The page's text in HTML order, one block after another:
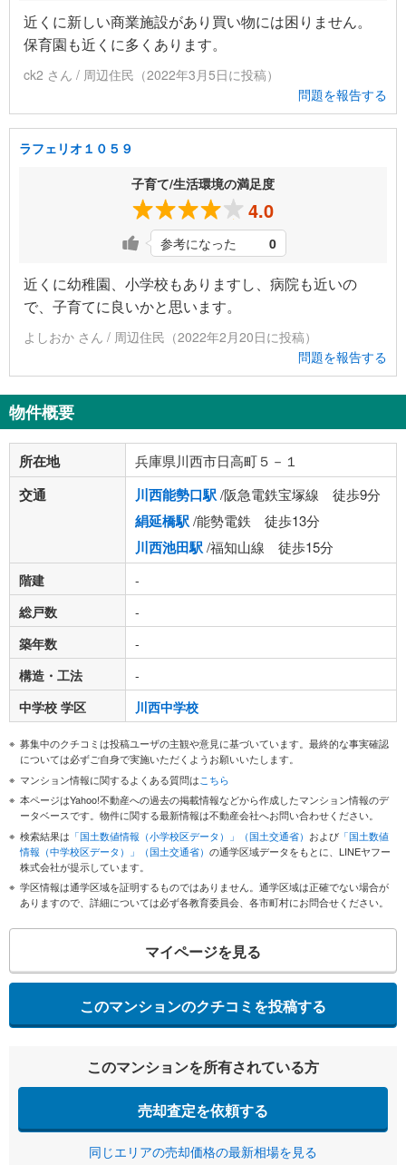
近くに新しい商業施設があり買い物には困りません。
保育園も近くに多くあります。
ck2 さん / 周辺住民（2022年3月5日に投稿）
問題を報告する
ラフェリオ１０５９
子育て/生活環境の満足度
4.0
参考になった 0
近くに幼稚園、小学校もありますし、病院も近いの
で、子育てに良いかと思います。
よしおか さん / 周辺住民（2022年2月20日に投稿）
問題を報告する
物件概要
所在地 兵庫県川西市日高町５－１
交通 川西能勢口駅/阪急電鉄宝塚線 徒歩9分
絹延橋駅/能勢電鉄 徒歩13分
川西池田駅/福知山線 徒歩15分
階建
-
総戸数
-
築年数
-
構造・工法
-
中学校 学区
川西中学校
募集中のクチコミは投稿ユーザの主観や意見に基づいています。最終的な事実確認
については必ずご自身で実施いただくようお願いいたします。
マンション情報に関するよくある質問はこちら
本ページはYahoo!不動産への過去の掲載情報などから作成したマンション情報のデ
ータベースです。物件に関する最新情報は不動産会社へお問い合わせください。
検索結果は 「国土数値情報（小学校区データ）」（国土交通省） および 「国土数値
情報（中学校区データ）」（国土交通省） の通学区域データをもとに、LINEヤフー
株式会社が提示しています。
学区情報は通学区域を証明するものではありません。通学区域は正確でない場合が
ありますので、詳細については必ず各教育委員会、各市町村にお問合せください。
マイページを見る
このマンションのクチコミを投稿する
このマンションを所有されている方
売却査定を依頼する
同じエリアの売却価格の最新相場を見る